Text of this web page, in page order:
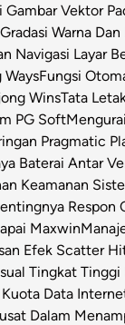
Gambar Vektor
Warna
Navigasi Layar
WaysFungsi
WinsTata
PG Soft
Pragmatic
Baterai Antar
Keamanan
Respon
Maxwin
Efek Scatter
Tingkat Tinggi
Data
Dalam